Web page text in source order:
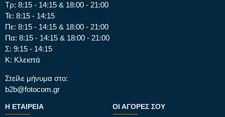
Τρ: 8:15 - 14:15 & 18:00 - 21:00
Τε: 8:15 - 14:15
Πε: 8:15 - 14:15 & 18:00 - 21:00
Πα: 8:15 - 14:15 & 18:00 - 21:00
Σ: 9:15 - 14:15
Κ: Κλειστά
Στείλε μήνυμα στο:
b2b@fotocom.gr
Η ΕΤΑΙΡΕΊΑ ΟΙ ΑΓΟΡΈΣ ΣΟΥ